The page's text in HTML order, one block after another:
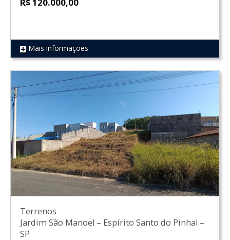
REF 366
Mais informações
Terrenos
Jardim São Manoel – Espírito Santo do Pinhal –
SP